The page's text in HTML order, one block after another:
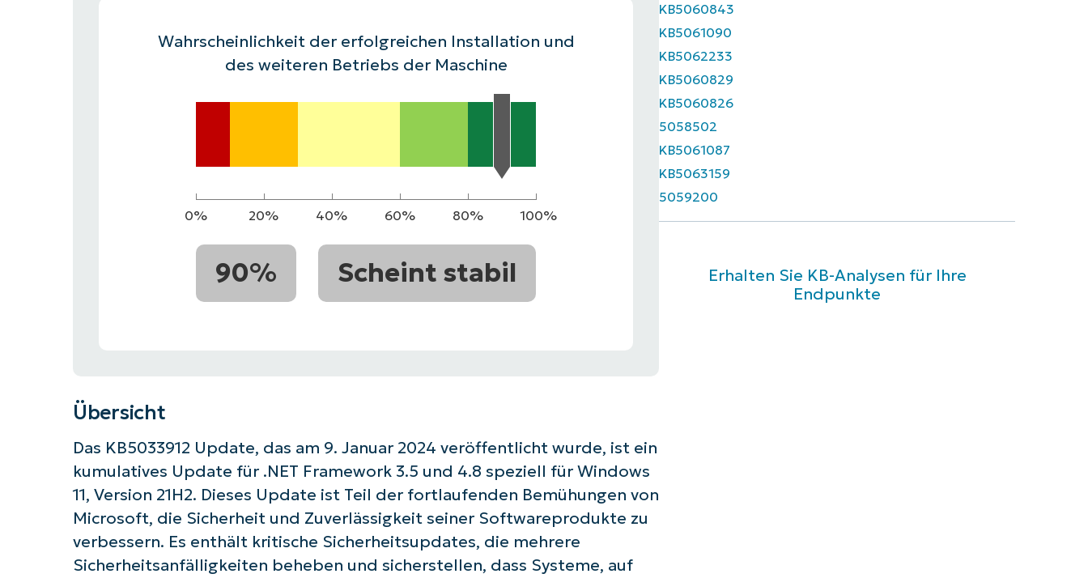
VERTRIEB KONTAKTIEREN PRODUKTVORSTELLUNG ANSEHEN
PRODUKT-
VERTRIEB KONTAKTIEREN PRODUKTVORSTELLUNG ANSEHEN
VERTRIEB KONTAKTIEREN PRODUKTVORSTELLUNG ANSEHEN
Wahrscheinlichkeit der erfolgreichen Installation und
des weiteren Betriebs der Maschine
0% 20% 40% 60% 80% 100%
90% Scheint stabil
Übersicht
Das KB5033912 Update, das am 9. Januar 2024 veröffentlicht wurde, ist ein
kumulatives Update für .NET Framework 3.5 und 4.8 speziell für Windows
11, Version 21H2. Dieses Update ist Teil der fortlaufenden Bemühungen von
Microsoft, die Sicherheit und Zuverlässigkeit seiner Softwareprodukte zu
verbessern. Es enthält kritische Sicherheitsupdates, die mehrere
Sicherheitsanfälligkeiten beheben und sicherstellen, dass Systeme, auf
KB5060843
KB5061090
KB5062233
KB5060829
KB5060826
5058502
KB5061087
KB5063159
5059200
Erhalten Sie KB-Analysen für Ihre
Endpunkte